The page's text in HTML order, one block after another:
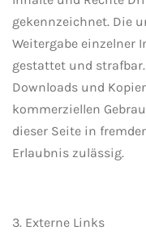
gekennzeichnet. Die
Weitergabe einzelner
gestattet und
Downloads und
kommerziellen
dieser Seite in
Erlaubnis zulässig.
3. Externe Links